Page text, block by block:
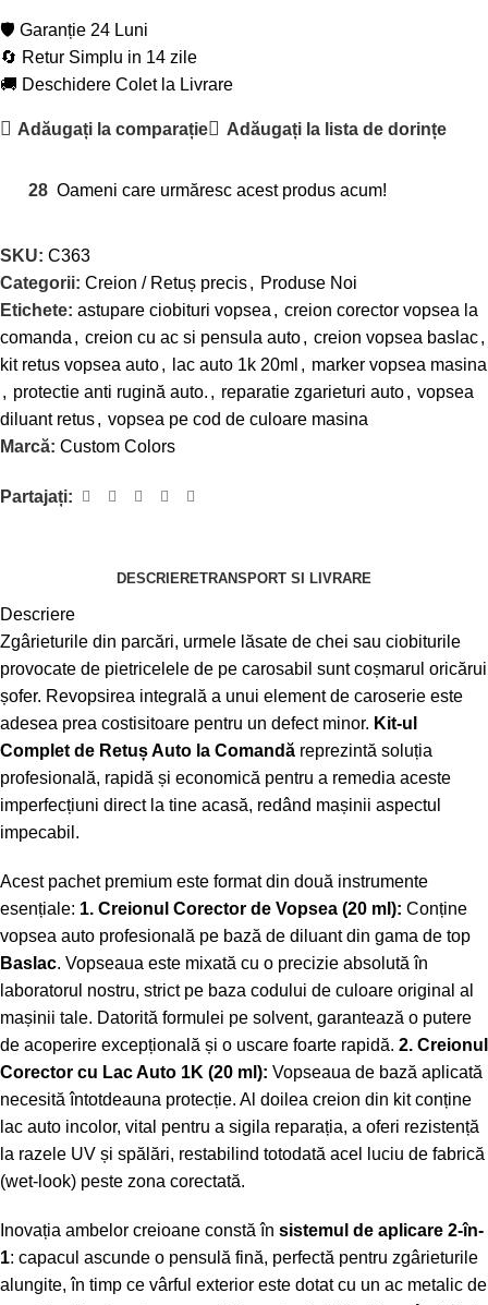
🛡️ Garanție 24 Luni
🔄 Retur Simplu in 14 zile
🚚 Deschidere Colet la Livrare
Adăugați la comparație Adăugați la lista de dorințe
28 Oameni care urmăresc acest produs acum!
SKU: C363
Categorii: Creion / Retuș precis, Produse Noi
Etichete: astupare ciobituri vopsea , creion corector vopsea la
comanda , creion cu ac si pensula auto, creion vopsea baslac,
kit retus vopsea auto, lac auto 1k 20ml , marker vopsea masina
, protectie anti rugină auto. , reparatie zgarieturi auto, vopsea
diluant retus, vopsea pe cod de culoare masina
Marcă: Custom Colors
Partajați:
DESCRIERETRANSPORT SI LIVRARE
Descriere
Zgârieturile din parcări, urmele lăsate de chei sau ciobiturile
provocate de pietricelele de pe carosabil sunt coșmarul oricărui
șofer. Revopsirea integrală a unui element de caroserie este
adesea prea costisitoare pentru un defect minor. Kit-ul
Complet de Retuș Auto la Comandă reprezintă soluția
profesională, rapidă și economică pentru a remedia aceste
imperfecțiuni direct la tine acasă, redând mașinii aspectul
impecabil.
Acest pachet premium este format din două instrumente
esențiale: 1. Creionul Corector de Vopsea (20 ml): Conține
vopsea auto profesională pe bază de diluant din gama de top
Baslac. Vopseaua este mixată cu o precizie absolută în
laboratorul nostru, strict pe baza codului de culoare original al
mașinii tale. Datorită formulei pe solvent, garantează o putere
de acoperire excepțională și o uscare foarte rapidă. 2. Creionul
Corector cu Lac Auto 1K (20 ml): Vopseaua de bază aplicată
necesită întotdeauna protecție. Al doilea creion din kit conține
lac auto incolor, vital pentru a sigila reparația, a oferi rezistență
la razele UV și spălări, restabilind totodată acel luciu de fabrică
(wet-look) peste zona corectată.
Inovația ambelor creioane constă în sistemul de aplicare 2-în-
1: capacul ascunde o pensulă fină, perfectă pentru zgârieturile
alungite, în timp ce vârful exterior este dotat cu un ac metalic de